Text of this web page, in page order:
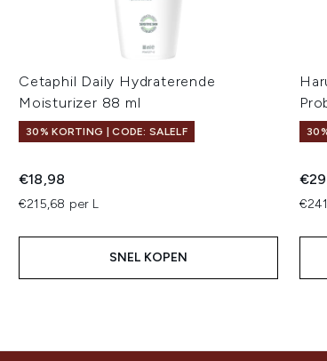
Cetaphil Daily Hydraterende
Moisturizer 88 ml
30% KORTING | CODE: SALELF
€18,98
€215,68 per L
SNEL KOPEN